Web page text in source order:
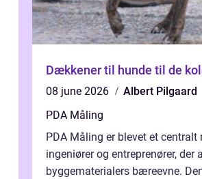
Dækkener til hunde til de
08 june 2026
Albert Pilgaard
PDA Måling
PDA Måling er blevet et centralt
ingeniører og entreprenører, der
byggematerialers bæreevne.